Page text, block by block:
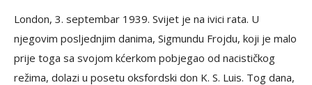
London, 3. septembar 1939. Svijet je na ivici rata. U
njegovim posljednjim danima, Sigmundu Frojdu, koji je malo
prije toga sa svojom kćerkom pobjegao od nacističkog
režima, dolazi u posetu oksfordski don K. S. Luis. Tog dana,